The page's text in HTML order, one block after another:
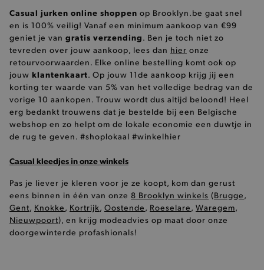
Casual jurken online shoppen op Brooklyn.be gaat snel
en is 100% veilig! Vanaf een minimum aankoop van €99
geniet je van gratis verzending. Ben je toch niet zo
tevreden over jouw aankoop, lees dan hier onze
retourvoorwaarden. Elke online bestelling komt ook op
jouw klantenkaart. Op jouw 11de aankoop krijg jij een
korting ter waarde van 5% van het volledige bedrag van de
vorige 10 aankopen. Trouw wordt dus altijd beloond! Heel
erg bedankt trouwens dat je bestelde bij een Belgische
webshop en zo helpt om de lokale economie een duwtje in
de rug te geven. #shoplokaal #winkelhier
Casual kleedjes in onze winkels
Pas je liever je kleren voor je ze koopt, kom dan gerust
eens binnen in één van onze 8 Brooklyn winkels (Brugge ,
Gent, Knokke , Kortrijk, Oostende , Roeselare , Waregem,
Nieuwpoort), en krijg modeadvies op maat door onze
doorgewinterde profashionals!
Basis cookies Analytische
Targeting
Functionaliteit
De strikt noodzakelijke cookies verbeteren jouw
smulervaring op de site en zorgen ervoor dat de
site op een correcte manier wordt verorberd. De
analytische en functionele cookies vullen hun
buikjes algemene bezoekersinformatie, maar
niet jouw identiteit.
Naam
Provider/Domein
product-added-modal
selected-val .brooklyn.be
pickupStoreVal .brooklyn.be